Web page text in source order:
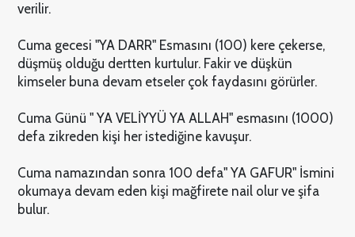
verilir.
Cuma gecesi "YA DARR" Esmasını (100) kere çekerse,
düşmüş olduğu dertten kurtulur. Fakir ve düşkün
kimseler buna devam etseler çok faydasını görürler.
Cuma Günü " YA VELİYYÜ YA ALLAH" esmasını (1000)
defa zikreden kişi her istediğine kavuşur.
Cuma namazından sonra 100 defa" YA GAFUR" İsmini
okumaya devam eden kişi mağfirete nail olur ve şifa
bulur.